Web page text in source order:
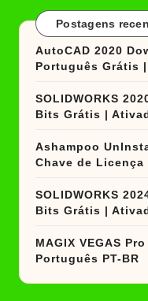
Postagens
AutoCAD 2020
Português Grátis
SOLIDWORKS
Bits Grátis |
Ashampoo
Chave de
SOLIDWORKS
Bits Grátis |
MAGIX VEGAS
Português PT-BR